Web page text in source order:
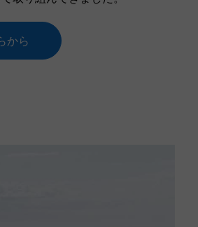
から